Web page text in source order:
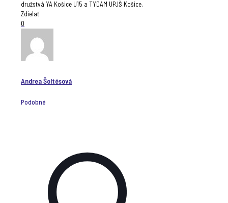
družstvá YA Košice U15 a TYDAM UPJŠ Košice.
Zdielať
0
Andrea Šoltésová
Podobné